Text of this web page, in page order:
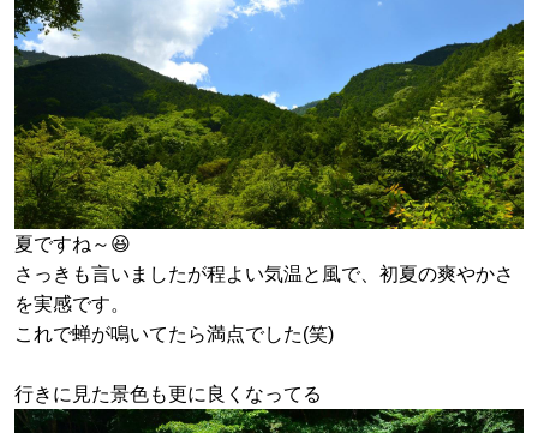
夏ですね～😆
さっきも言いましたが程よい気温と風で、初夏の爽やかさ
を実感です。
これで蝉が鳴いてたら満点でした(笑)
行きに見た景色も更に良くなってる